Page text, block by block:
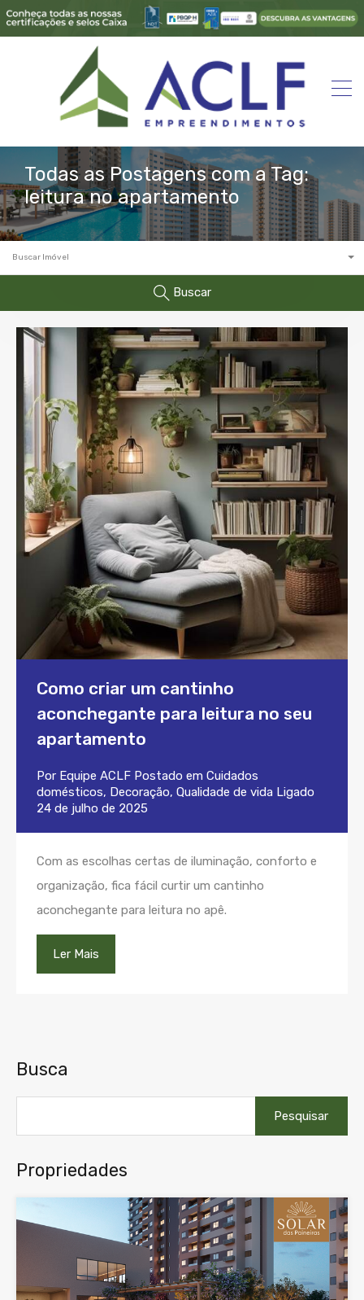
Todas as Postagens com a Tag:
leitura no apartamento
Buscar Imóvel
Buscar
Como criar um cantinho
aconchegante para leitura no seu
apartamento
Por Equipe ACLF Postado em Cuidados
domésticos, Decoração, Qualidade de vida Ligado
24 de julho de 2025
Com as escolhas certas de iluminação, conforto e
organização, fica fácil curtir um cantinho
aconchegante para leitura no apê.
Ler Mais
Busca
por:
Propriedades